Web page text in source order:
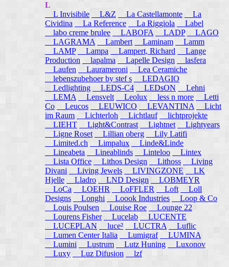
L
L Invisibile
L&Z La Castellamonte
La
Cividina
La Reference La Riggiola
Label
labo creme brulee
LABOFA LADP
LAGO
LAGRAMA
Lambert Laminam
Lamm
LAMP
Lampa Lampert, Richard
Lange
Production
lapalma Lapelle Design
lasfera
Laufen
Laurameroni
Lea Ceramiche
lebenszubehoer by stef s
LEDAGIO
Ledlighting
LEDS-C4 LEDsON
Lehni
LEMA
Lensvelt Leolux less n more
Letti
Co
Leucos LEUWICO LEVANTINA
Licht
im Raum
Lichterloh Lichtlauf lichtprojekte
LIEHT
Light&Contrast Lightnet
Lightyears
Ligne Roset
Lillian oberg
Lily Latifi
Limited.ch
Limpalux
Linde&Linde
Lineabeta
Lineablinds Linteloo
Lintex
Lista Office Lithos Design Lithoss
Living
Divani
Living Jewels LIVINGZONE
LK
Hjelle
Lladro LND Design
LOBMEYR
LoCa
LOEHR LoFFLER Loft
Loll
Designs
Longhi Loook Industries
Loop & Co
Louis Poulsen
Louise Roe
Lounge 22
Lourens Fisher
Lucelab
LUCENTE
LUCEPLAN
luce² LUCTRA
Luflic
Lumen Center Italia
Lumigraf
LUMINA
Lumini
Lustrum Lutz Huning
Luxonov
Luxy
Luz Difusion lzf